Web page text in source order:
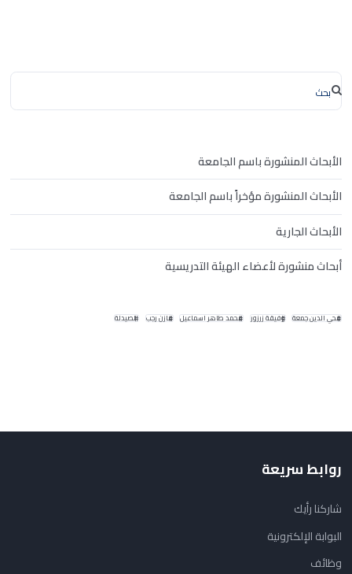
الأبحاث المنشورة باسم الجامعة
الأبحاث المنشورة مؤخراً باسم الجامعة
الأبحاث الجارية
أبحاث منشورة لأعضاء الهيئة التدريسية
محي الدين جمعة وفيقة زرزور محمد طاهر اسماعيل مازن رجب الصيدلة
روابط سريعة
شاركنا رأيك
البوابة الإلكترونية
وظائف